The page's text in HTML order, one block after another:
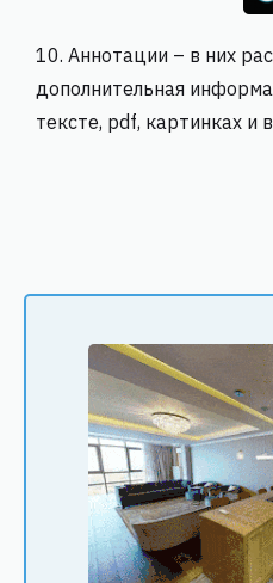
10. Аннотации – в них
дополнительная
тексте, pdf, картинках и